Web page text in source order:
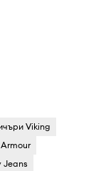
Viking
Jeans